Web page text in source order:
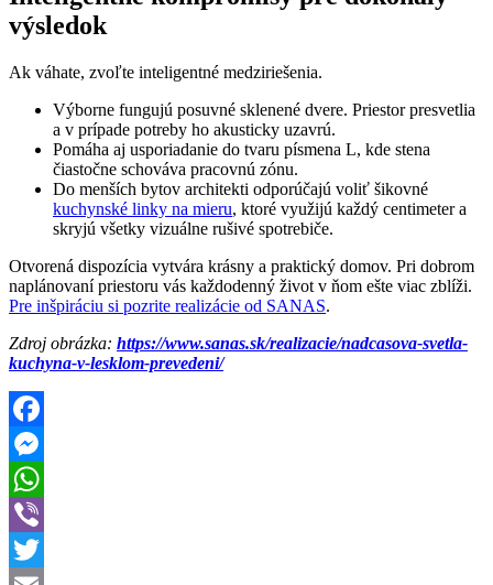
výsledok
Ak váhate, zvoľte inteligentné medziriešenia.
Výborne fungujú posuvné sklenené dvere. Priestor presvetlia
a v prípade potreby ho akusticky uzavrú.
Pomáha aj usporiadanie do tvaru písmena L, kde stena
čiastočne schováva pracovnú zónu.
Do menších bytov architekti odporúčajú voliť šikovné
kuchynské linky na mieru, ktoré využijú každý centimeter a
skryjú všetky vizuálne rušivé spotrebiče.
Otvorená dispozícia vytvára krásny a praktický domov. Pri dobrom
naplánovaní priestoru vás každodenný život v ňom ešte viac zblíži.
Pre inšpiráciu si pozrite realizácie od SANAS.
Zdroj obrázka: https://www.sanas.sk/realizacie/nadcasova-svetla-
kuchyna-v-lesklom-prevedeni/
Facebook
Messenger
WhatsApp
Viber